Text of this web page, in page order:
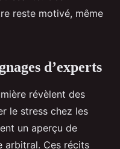
reste motivé, même
d’experts
révèlent des
le stress chez les
un aperçu de
arbitral. Ces récits